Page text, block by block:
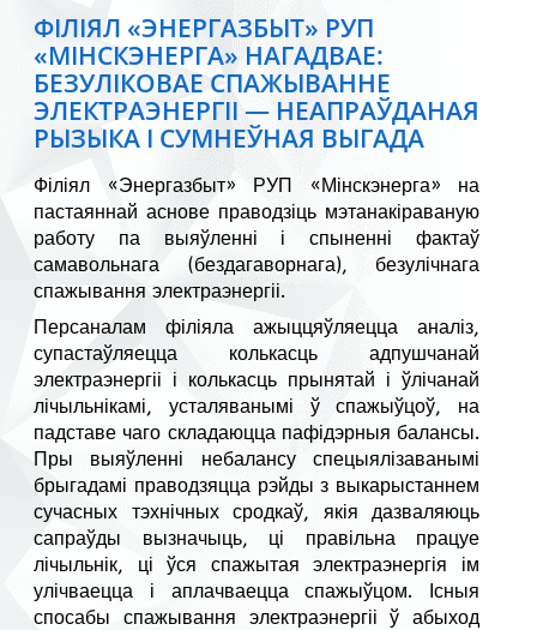
ФІЛІЯЛ «ЭНЕРГАЗБЫТ» РУП
«МІНСКЭНЕРГА» НАГАДВАЕ:
БЕЗУЛІКОВАЕ СПАЖЫВАННЕ
ЭЛЕКТРАЭНЕРГІІ — НЕАПРАЎДАНАЯ
РЫЗЫКА І СУМНЕЎНАЯ ВЫГАДА
Філіял «Энергазбыт» РУП «Мінскэнерга» на
пастаяннай аснове праводзіць мэтанакіраваную
работу па выяўленні і спыненні фактаў
самавольнага (бездагаворнага), безулічнага
спажывання электраэнергіі.
Персаналам філіяла ажыццяўляецца аналіз,
супастаўляецца колькасць адпушчанай
электраэнергіі і колькасць прынятай і ўлічанай
лічыльнікамі, усталяванымі ў спажыўцоў, на
падставе чаго складаюцца пафідэрныя балансы.
Пры выяўленні небалансу спецыялізаванымі
брыгадамі праводзяцца рэйды з выкарыстаннем
сучасных тэхнічных сродкаў, якія дазваляюць
сапраўды вызначыць, ці правільна працуе
лічыльнік, ці ўся спажытая электраэнергія ім
улічваецца і аплачваецца спажыўцом. Існыя
спосабы спажывання электраэнергіі ў абыход